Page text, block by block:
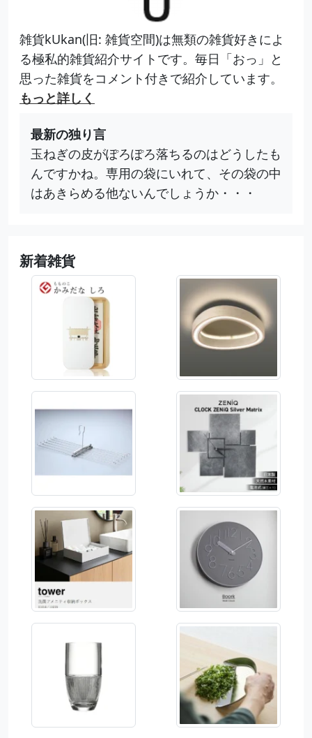
雑貨kUkan(旧: 雑貨空間)は無類の雑貨好きによ
る極私的雑貨紹介サイトです。毎日「おっ」と
思った雑貨をコメント付きで紹介しています。
もっと詳しく
最新の独り言
玉ねぎの皮がぽろぽろ落ちるのはどうしたも
んですかね。専用の袋にいれて、その袋の中
はあきらめる他ないんでしょうか・・・
新着雑貨